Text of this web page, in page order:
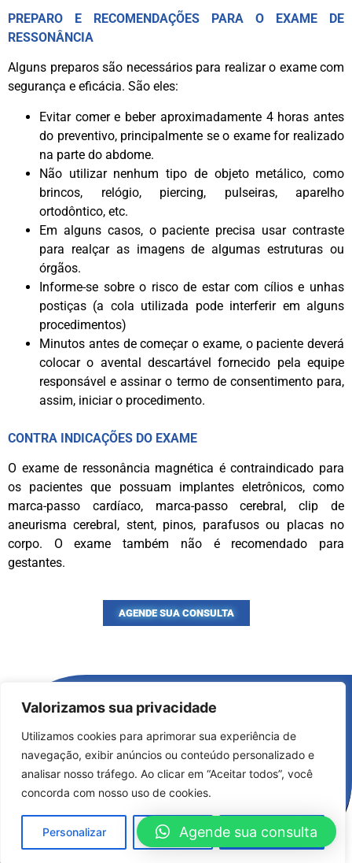
Valorizamos sua privacidade
Utilizamos cookies para aprimorar sua experiência de
navegação, exibir anúncios ou conteúdo personalizado e
analisar nosso tráfego. Ao clicar em “Aceitar todos”, você
concorda com nosso uso de cookies.
Personalizar Rejeitar Aceitar tudo
PREPARO E RECOMENDAÇÕES PARA O EXAME DE
RESSONÂNCIA
Alguns preparos são necessários para realizar o exame com
segurança e eficácia. São eles:
Evitar comer e beber aproximadamente 4 horas antes
do preventivo, principalmente se o exame for realizado
na parte do abdome.
Não utilizar nenhum tipo de objeto metálico, como
brincos, relógio, piercing, pulseiras, aparelho
ortodôntico, etc.
Em alguns casos, o paciente precisa usar contraste
para realçar as imagens de algumas estruturas ou
órgãos.
Informe-se sobre o risco de estar com cílios e unhas
postiças (a cola utilizada pode interferir em alguns
procedimentos)
Minutos antes de começar o exame, o paciente deverá
colocar o avental descartável fornecido pela equipe
responsável e assinar o termo de consentimento para,
assim, iniciar o procedimento.
CONTRA INDICAÇÕES DO EXAME
O exame de ressonância magnética é contraindicado para
os pacientes que possuam implantes eletrônicos, como
marca-passo cardíaco, marca-passo cerebral, clip de
aneurisma cerebral, stent, pinos, parafusos ou placas no
corpo. O exame também não é recomendado para
gestantes.
AGENDE SUA CONSULTA
Todos os direitos reservados.
Rua Professor Joaquim Candelário de Freitas, 222 -
Jardim São Gonçalo, Várzea Paulista, SP
(11) 94459-6900
(11) 4606-0272
Agende sua consulta